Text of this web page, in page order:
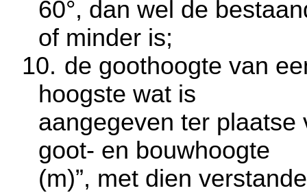
60°, dan wel de
of minder is;
10. de goothoogte van
hoogste wat is
aangegeven ter plaatse
goot- en bouwhoogte
(m)”, met dien